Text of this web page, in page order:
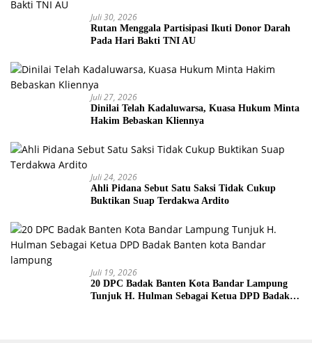
Juli 30, 2026
Rutan Menggala Partisipasi Ikuti Donor Darah
Pada Hari Bakti TNI AU
Juli 27, 2026
Dinilai Telah Kadaluwarsa, Kuasa Hukum Minta
Hakim Bebaskan Kliennya
Juli 24, 2026
Ahli Pidana Sebut Satu Saksi Tidak Cukup
Buktikan Suap Terdakwa Ardito
Juli 19, 2026
20 DPC Badak Banten Kota Bandar Lampung
Tunjuk H. Hulman Sebagai Ketua DPD Badak